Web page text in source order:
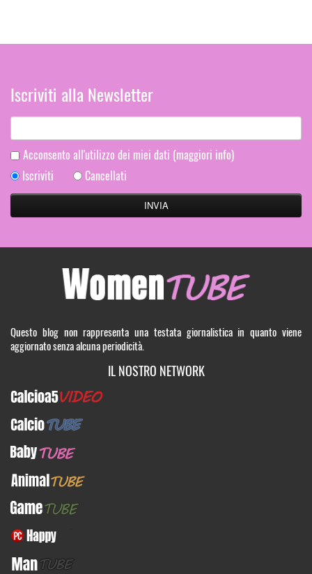
Iscriviti alla Newsletter
Acconsento all'utilizzo dei miei dati (maggiori info)
Iscriviti
Cancellati
Questo blog non rappresenta una testata giornalistica in quanto viene
aggiornato senza alcuna periodicità.
IL NOSTRO NETWORK